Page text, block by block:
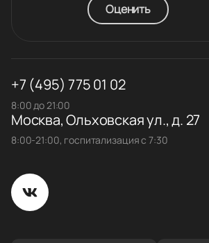
Оценить
+7 (495) 775 01 02
8:00 до 21:00
Москва, Ольховская ул., д. 27
8:00-21:00, госпитализация с 7:30